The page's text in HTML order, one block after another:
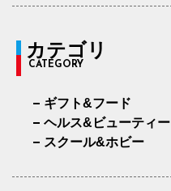
カテゴリ
CATEGORY
ギフト&フード
ヘルス&ビューティー
スクール&ホビー